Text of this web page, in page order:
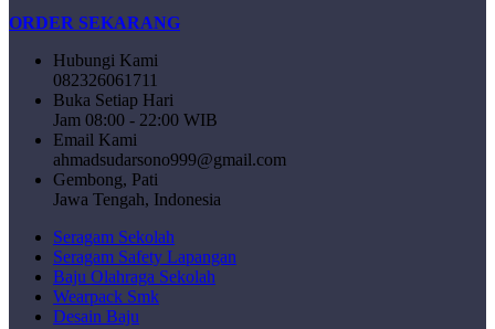
ORDER SEKARANG
Hubungi Kami
082326061711
Buka Setiap Hari
Jam 08:00 - 22:00 WIB
Email Kami
ahmadsudarsono999@gmail.com
Gembong, Pati
Jawa Tengah, Indonesia
Seragam Sekolah
Seragam Safety Lapangan
Baju Olahraga Sekolah
Wearpack Smk
Desain Baju